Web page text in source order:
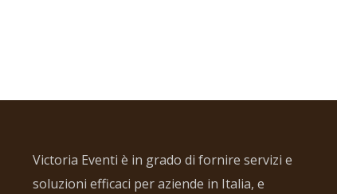
Victoria Eventi è in grado di fornire servizi e
soluzioni efficaci per aziende in Italia, e